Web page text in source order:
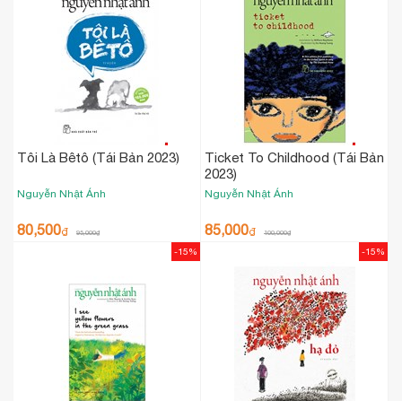
Tôi Là Bêtô (Tái Bản 2023)
Nguyễn Nhật Ánh
80,500₫ 95,000₫
Ticket To Childhood (Tái Bản
2023)
Nguyễn Nhật Ánh
85,000₫ 100,000₫
-15% -15%